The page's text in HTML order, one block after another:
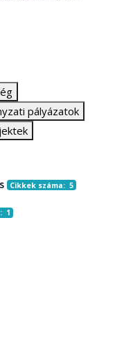
pályázatok
Cikkek száma: 5
1